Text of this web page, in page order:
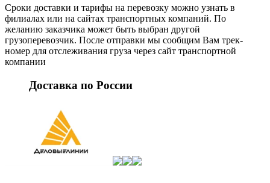
желанию заказчика может быть выбран другой
грузоперевозчик. После отправки мы сообщим Вам трек-
номер для отслеживания груза через сайт транспортной
компании
Доставка по России
Вместе с заказом Вы получите